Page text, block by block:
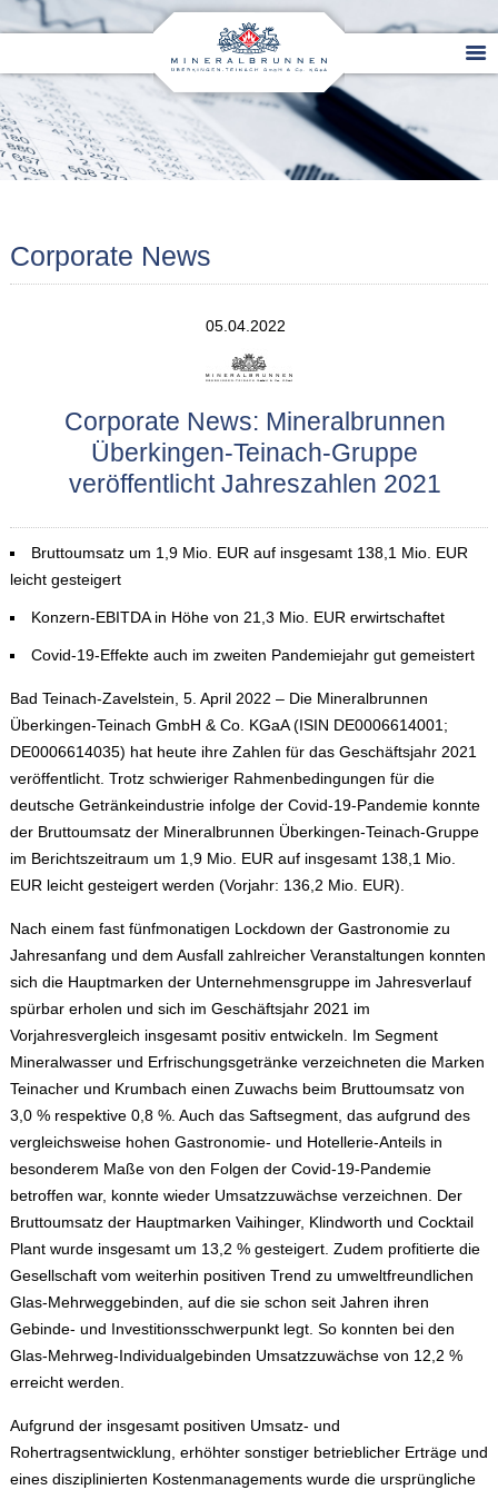
Corporate News
05.04.2022
Corporate News: Mineralbrunnen
Überkingen-Teinach-Gruppe
veröffentlicht Jahreszahlen 2021
Bruttoumsatz um 1,9 Mio. EUR auf insgesamt 138,1 Mio. EUR
leicht gesteigert
Konzern-EBITDA in Höhe von 21,3 Mio. EUR erwirtschaftet
Covid-19-Effekte auch im zweiten Pandemiejahr gut gemeistert
Bad Teinach-Zavelstein, 5. April 2022 – Die Mineralbrunnen
Überkingen-Teinach GmbH & Co. KGaA (ISIN DE0006614001;
DE0006614035) hat heute ihre Zahlen für das Geschäftsjahr 2021
veröffentlicht. Trotz schwieriger Rahmenbedingungen für die
deutsche Getränkeindustrie infolge der Covid-19-Pandemie konnte
der Bruttoumsatz der Mineralbrunnen Überkingen-Teinach-Gruppe
im Berichtszeitraum um 1,9 Mio. EUR auf insgesamt 138,1 Mio.
EUR leicht gesteigert werden (Vorjahr: 136,2 Mio. EUR).
Nach einem fast fünfmonatigen Lockdown der Gastronomie zu
Jahresanfang und dem Ausfall zahlreicher Veranstaltungen konnten
sich die Hauptmarken der Unternehmensgruppe im Jahresverlauf
spürbar erholen und sich im Geschäftsjahr 2021 im
Vorjahresvergleich insgesamt positiv entwickeln. Im Segment
Mineralwasser und Erfrischungsgetränke verzeichneten die Marken
Teinacher und Krumbach einen Zuwachs beim Bruttoumsatz von
3,0 % respektive 0,8 %. Auch das Saftsegment, das aufgrund des
vergleichsweise hohen Gastronomie- und Hotellerie-Anteils in
besonderem Maße von den Folgen der Covid-19-Pandemie
betroffen war, konnte wieder Umsatzzuwächse verzeichnen. Der
Bruttoumsatz der Hauptmarken Vaihinger, Klindworth und Cocktail
Plant wurde insgesamt um 13,2 % gesteigert. Zudem profitierte die
Gesellschaft vom weiterhin positiven Trend zu umweltfreundlichen
Glas-Mehrweggebinden, auf die sie schon seit Jahren ihren
Gebinde- und Investitionsschwerpunkt legt. So konnten bei den
Glas-Mehrweg-Individualgebinden Umsatzzuwächse von 12,2 %
erreicht werden.
Aufgrund der insgesamt positiven Umsatz- und
Rohertragsentwicklung, erhöhter sonstiger betrieblicher Erträge und
eines disziplinierten Kostenmanagements wurde die ursprüngliche